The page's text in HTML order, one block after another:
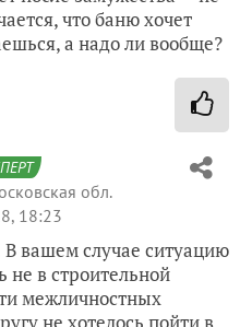
что баню хочет
а надо ли вообще?
обл.
18:23
вашем случае ситуацию
не в строительной
межличностных